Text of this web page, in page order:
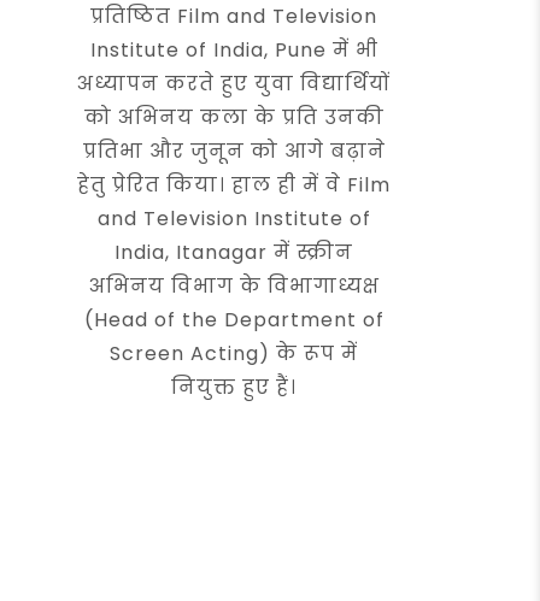
प्रतिष्ठित Film and Television
Institute of India, Pune में भी
अध्यापन करते हुए युवा विद्यार्थियों
को अभिनय कला के प्रति उनकी
प्रतिभा और जुनून को आगे बढ़ाने
हेतु प्रेरित किया। हाल ही में वे Film
and Television Institute of
India, Itanagar में स्क्रीन
अभिनय विभाग के विभागाध्यक्ष
(Head of the Department of
Screen Acting) के रूप में
नियुक्त हुए हैं।